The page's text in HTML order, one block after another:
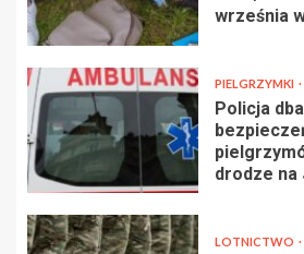
września
PIELGRZYMKI
Policja
drodze na
LOTNICTWO